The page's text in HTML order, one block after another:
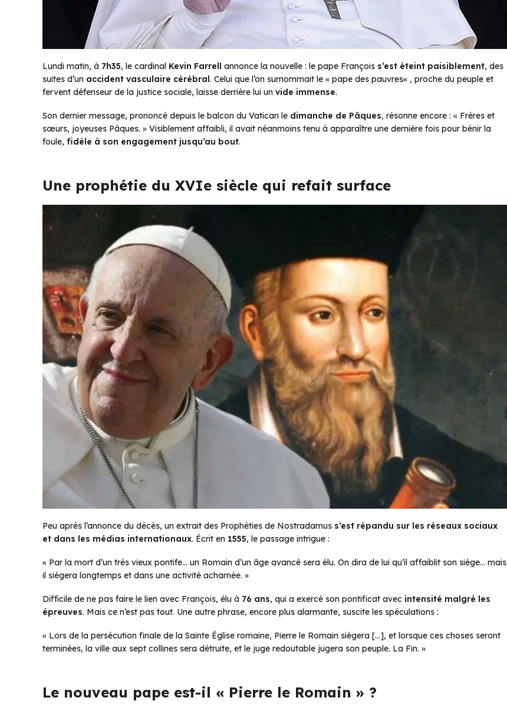
Lundi matin, à 7h35, le cardinal Kevin Farrell annonce la nouvelle : le pape François s’est éteint paisiblement, des
suites d’un accident vasculaire cérébral. Celui que l’on surnommait le « pape des pauvres« , proche du peuple et
fervent défenseur de la justice sociale, laisse derrière lui un vide immense.
Son dernier message, prononcé depuis le balcon du Vatican le dimanche de Pâques, résonne encore : « Frères et
sœurs, joyeuses Pâques. » Visiblement affaibli, il avait néanmoins tenu à apparaître une dernière fois pour bénir la
foule, fidèle à son engagement jusqu’au bout.
Une prophétie du XVIe siècle qui refait surface
Peu après l’annonce du décès, un extrait des Prophéties de Nostradamus s’est répandu sur les réseaux sociaux
et dans les médias internationaux. Écrit en 1555, le passage intrigue :
« Par la mort d’un très vieux pontife… un Romain d’un âge avancé sera élu. On dira de lui qu’il affaiblit son siège… mais
il siégera longtemps et dans une activité acharnée. »
Difficile de ne pas faire le lien avec François, élu à 76 ans, qui a exercé son pontificat avec intensité malgré les
épreuves. Mais ce n’est pas tout. Une autre phrase, encore plus alarmante, suscite les spéculations :
« Lors de la persécution finale de la Sainte Église romaine, Pierre le Romain siégera […], et lorsque ces choses seront
terminées, la ville aux sept collines sera détruite, et le juge redoutable jugera son peuple. La Fin. »
Le nouveau pape est-il « Pierre le Romain » ?